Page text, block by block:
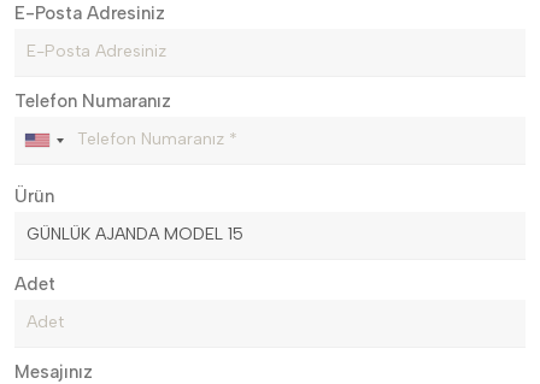
E-Posta Adresiniz
Telefon Numaranız
Ürün
Adet
Mesajınız